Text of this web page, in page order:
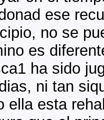
ese
no se
es
ha sido
ni tan
ella esta